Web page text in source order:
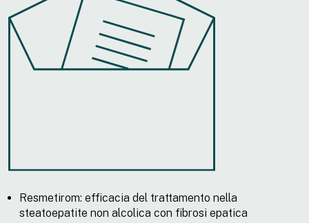
Resmetirom: efficacia del trattamento nella
steatoepatite non alcolica con fibrosi epatica